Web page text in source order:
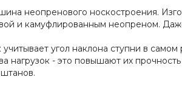
неопренового носкостроения.
и камуфлированным неопреном.
угол наклона ступни в
нагрузок - это повышают их